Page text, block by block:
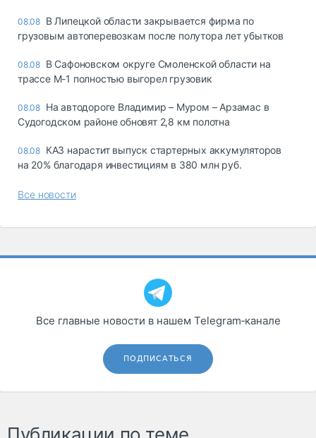
08.08 В Липецкой области закрывается фирма по
грузовым автоперевозкам после полутора лет убытков
08.08 В Сафоновском округе Смоленской области на
трассе М-1 полностью выгорел грузовик
08.08 На автодороге Владимир – Муром – Арзамас в
Судогодском районе обновят 2,8 км полотна
08.08 КАЗ нарастит выпуск стартерных аккумуляторов
на 20% благодаря инвестициям в 380 млн руб.
Все новости
Все главные новости в нашем Telegram‑канале
ПОДПИСАТЬСЯ